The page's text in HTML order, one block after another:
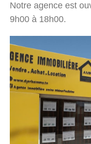
Notre agence est
9h00 à 18h00.